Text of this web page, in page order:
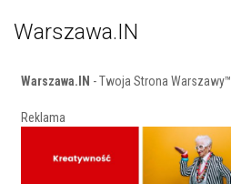
Warszawa.IN
Warszawa.IN - Twoja Strona Warszawy™
Reklama